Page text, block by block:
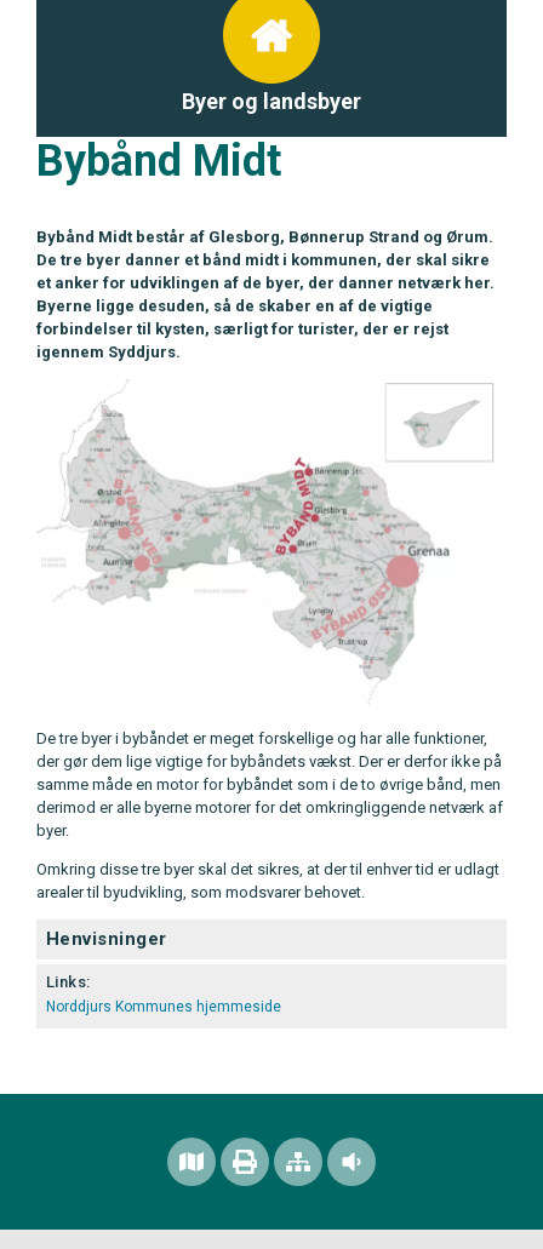
Byer og landsbyer
Bybånd Midt
Bybånd Midt består af Glesborg, Bønnerup Strand og Ørum.
De tre byer danner et bånd midt i kommunen, der skal sikre
et anker for udviklingen af de byer, der danner netværk her.
Byerne ligge desuden, så de skaber en af de vigtige
forbindelser til kysten, særligt for turister, der er rejst
igennem Syddjurs.
De tre byer i bybåndet er meget forskellige og har alle funktioner,
der gør dem lige vigtige for bybåndets vækst. Der er derfor ikke på
samme måde en motor for bybåndet som i de to øvrige bånd, men
derimod er alle byerne motorer for det omkringliggende netværk af
byer.
Omkring disse tre byer skal det sikres, at der til enhver tid er udlagt
arealer til byudvikling, som modsvarer behovet.
Henvisninger
Links:
Norddjurs Kommunes hjemmeside